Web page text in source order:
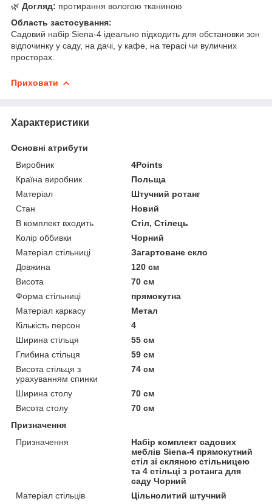
🌿 Догляд: протирання вологою тканиною
Область застосування:
Садовий набір Siena-4 ідеально підходить для обстановки зон
відпочинку у саду, на дачі, у кафе, на терасі чи вуличних
просторах.
Приховати
Характеристики
Основні атрибути
Виробник
4Points
Країна виробник
Польща
Матеріал
Штучний ротанг
Стан
Новий
В комплект входить
Стіл, Стілець
Колір оббивки
Чорний
Матеріал стільниці
Загартоване скло
Довжина
120 см
Висота
70 см
Форма стільниці
прямокутна
Матеріал каркасу
Метал
Кількість персон
4
Ширина стільця
55 см
Глибина стільця
59 см
Висота стільця з
урахуванням спинки
74 см
Ширина столу
70 см
Висота столу
70 см
Призначення
Призначення
Набір комплект садових
меблів Siena-4 прямокутний
стіл зі скляною стільницею
та 4 стільці з ротанга для
саду Чорний
Матеріал стільців
Цільнолитий штучний